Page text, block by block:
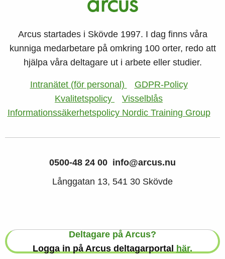
Arcus startades i Skövde 1997. I dag finns våra
kunniga medarbetare på omkring 100 orter, redo att
hjälpa våra deltagare ut i arbete eller studier.
Intranätet (för personal)
GDPR-Policy
Kvalitetspolicy
Visselblås
Informationssäkerhetspolicy Nordic Training Group
0500-48 24 00 info@arcus.nu
Långgatan 13, 541 30 Skövde
Deltagare på Arcus?
Logga in på Arcus deltagarportal
här.